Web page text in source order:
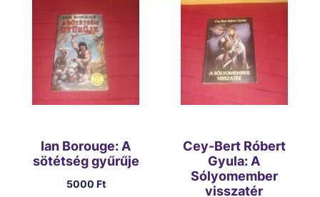
Ian Borouge: A
sötétség gyűrűje
5000 Ft
Cey-Bert Róbert
Gyula: A
Sólyomember
visszatér